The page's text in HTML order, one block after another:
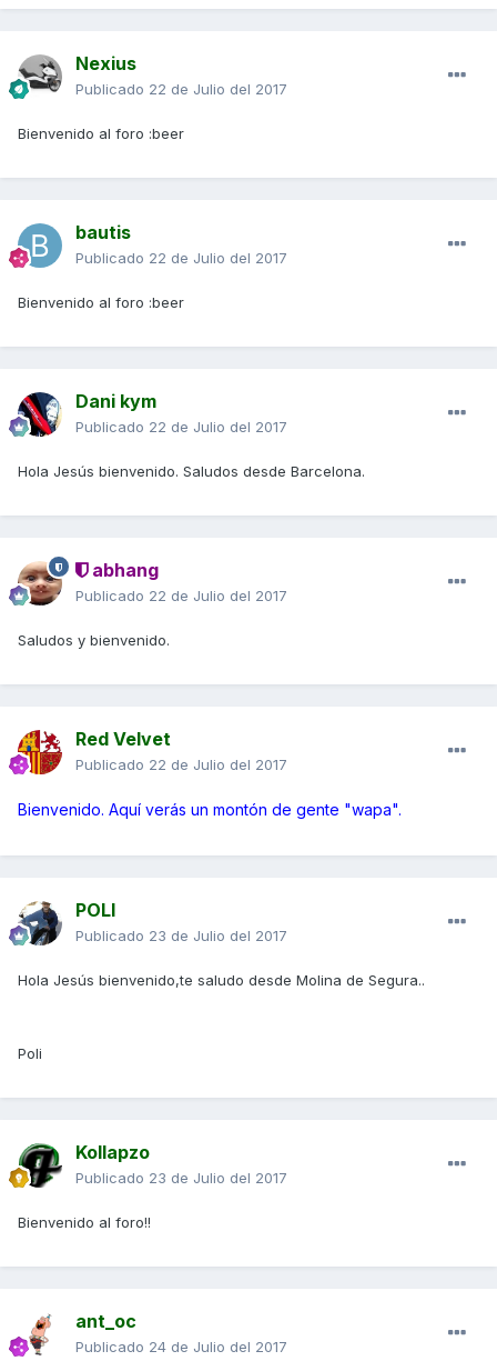
Nexius
Publicado 22 de Julio del 2017
Bienvenido al foro :beer
bautis
Publicado 22 de Julio del 2017
Bienvenido al foro :beer
Dani kym
Publicado 22 de Julio del 2017
Hola Jesús bienvenido. Saludos desde Barcelona.
abhang
Publicado 22 de Julio del 2017
Saludos y bienvenido.
Red Velvet
Publicado 22 de Julio del 2017
Bienvenido. Aquí verás un montón de gente "wapa".
POLI
Publicado 23 de Julio del 2017
Hola Jesús bienvenido,te saludo desde Molina de Segura..
Poli
Kollapzo
Publicado 23 de Julio del 2017
Bienvenido al foro!!
ant_oc
Publicado 24 de Julio del 2017